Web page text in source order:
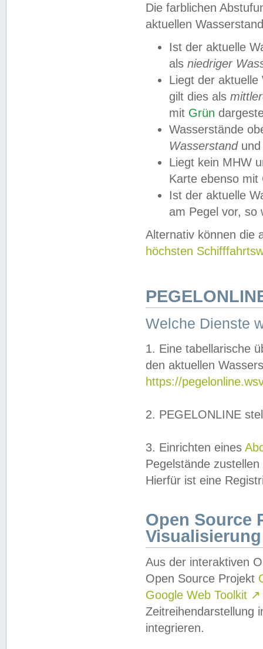
Die farblichen
aktuellen
Ist der aktuelle
als niedriger
Liegt der
gilt dies als
mit Grün
Wasserstände
Wasserstandund
Liegt kein MHW
Karte ebenso mit
Ist der aktuelle
am Pegel vor,
Alternativ können die
höchsten
Welche Dienste
1. Eine tabellarische
den aktuellen
https://
2. PEGELONLINE
3. Einrichten eines
Pegelstände
Hierfür ist eine
Open Source
Visualisierung
Aus der interaktiven
Open Source Projekt
Google Web Toolkit ↗
Zeitreihendarstellung
integrieren.